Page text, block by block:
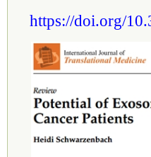
https://doi.org/